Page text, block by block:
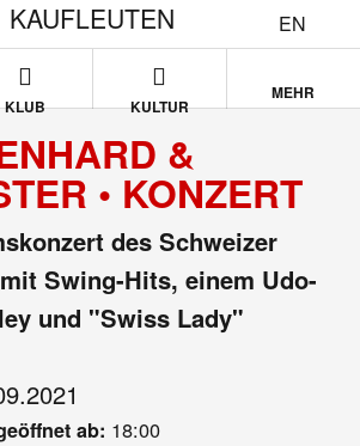
EN
KAUFLEUTEN
KLUB KULTUR
MEHR
&
• KONZERT
des Schweizer
Swing-Hits, einem Udo-
und "Swiss Lady"
ab: 18:00